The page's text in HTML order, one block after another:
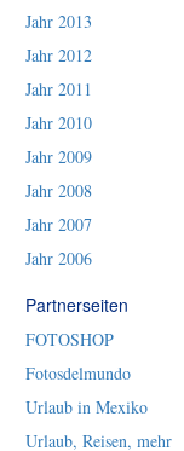
Jahr 2013
Jahr 2012
Jahr 2011
Jahr 2010
Jahr 2009
Jahr 2008
Jahr 2007
Jahr 2006
Partnerseiten
FOTOSHOP
Fotosdelmundo
Urlaub in Mexiko
Urlaub, Reisen, mehr